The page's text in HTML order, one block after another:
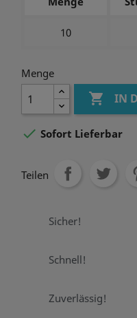
10
Menge
 IN
 Sofort Lieferbar
Teilen
Sicher!
Schnell!
Zuverlässig!